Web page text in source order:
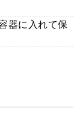
器に入れて保